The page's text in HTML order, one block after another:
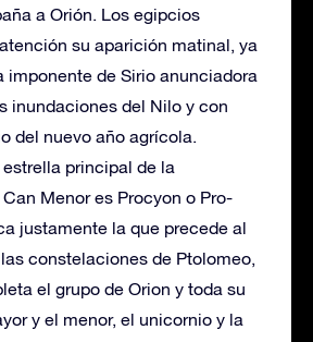
a Orión. Los egipcios
su aparición matinal, ya
imponente de Sirio anunciadora
inundaciones del Nilo y con
del nuevo año agrícola.
principal de la
Menor es Procyon o Pro-
justamente la que precede al
constelaciones de Ptolomeo,
el grupo de Orion y toda su
y el menor, el unicornio y la